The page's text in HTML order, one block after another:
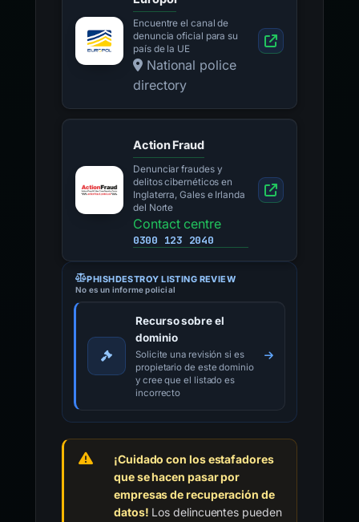
Encuentre el canal de
denuncia oficial para su
país de la UE
National police
directory
Action Fraud
Denunciar fraudes y
delitos cibernéticos en
Inglaterra, Gales e Irlanda
del Norte
Contact centre
0300 123 2040
PHISHDESTROY LISTING REVIEW
No es un informe policial
Recurso sobre el
dominio
Solicite una revisión si es
propietario de este dominio
y cree que el listado es
incorrecto
¡Cuidado con los estafadores
que se hacen pasar por
empresas de recuperación de
datos! Los delincuentes pueden